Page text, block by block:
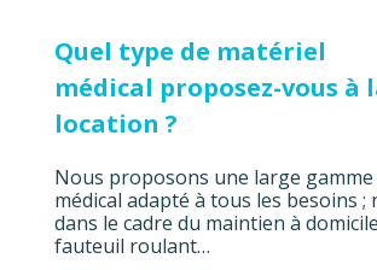
Quel type de matériel
médical proposez-vous à
location ?
Nous proposons une large
médical adapté à tous les besoins
dans le cadre du maintien à
fauteuil roulant…